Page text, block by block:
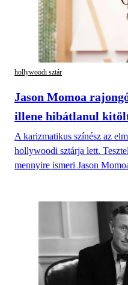
hollywoodi sztár
Jason Momoa
illene hibátlanul
A karizmatikus színész az
hollywoodi sztárja lett.
mennyire ismeri Jason